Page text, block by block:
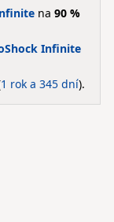
na 90 %
Infinite
1 rok a 345 dní).